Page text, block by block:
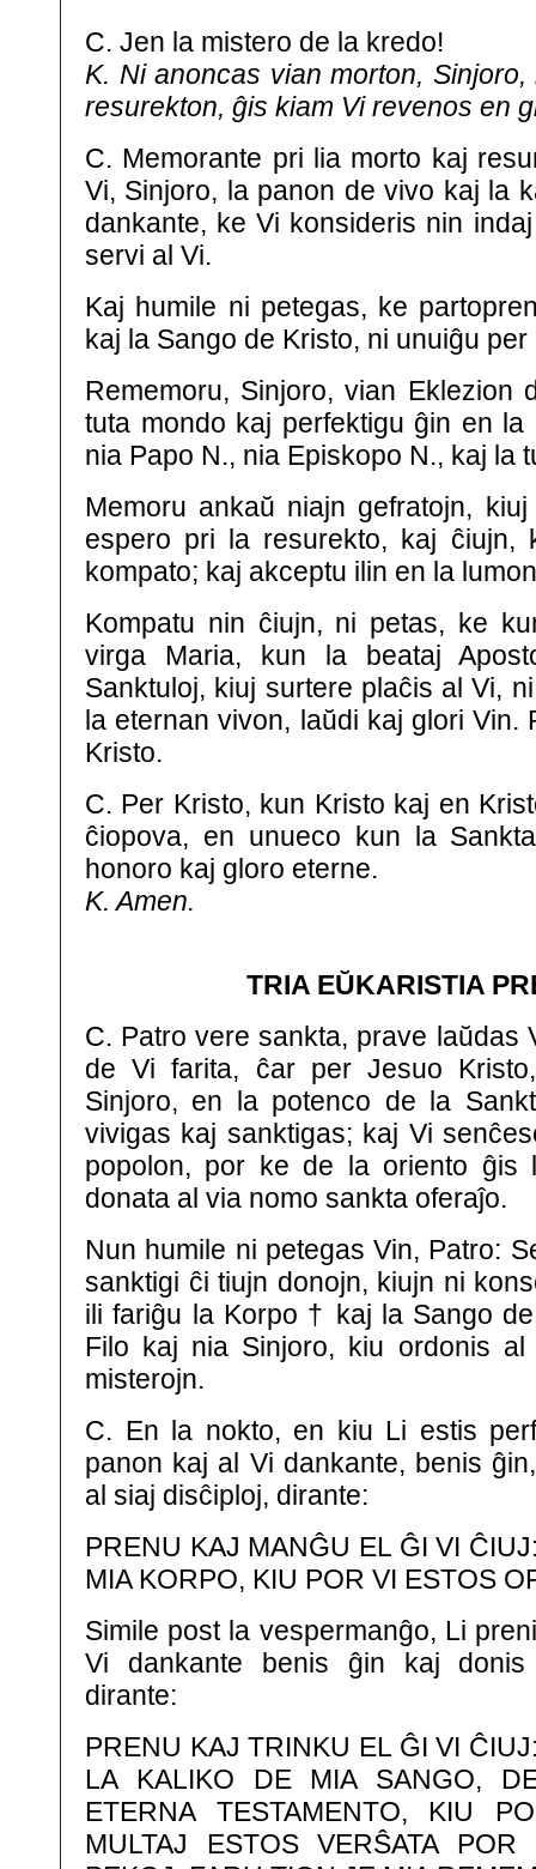
C. Jen la mistero de la kredo!
K. Ni anoncas vian morton,
resurekton, ĝis kiam Vi revenos en
C. Memorante pri lia morto kaj
Vi, Sinjoro, la panon de vivo kaj la
dankante, ke Vi konsideris nin
servi al Vi.
Kaj humile ni petegas, ke
kaj la Sango de Kristo, ni unuiĝu
Rememoru, Sinjoro, vian Eklezion
tuta mondo kaj perfektigu ĝin en la
nia Papo N., nia Episkopo N., kaj la
Memoru ankaŭ niajn gefratojn,
espero pri la resurekto, kaj ĉiujn,
kompato; kaj akceptu ilin en la
Kompatu nin ĉiujn, ni petas, ke
virga Maria, kun la beataj
Sanktuloj, kiuj surtere plaĉis al Vi,
la eternan vivon, laŭdi kaj glori Vin.
Kristo.
C. Per Kristo, kun Kristo kaj en
ĉiopova, en unueco kun la
honoro kaj gloro eterne.
K. Amen.
TRIA EŬKARISTIA
C. Patro vere sankta, prave laŭdas
de Vi farita, ĉar per Jesuo
Sinjoro, en la potenco de la
vivigas kaj sanktigas; kaj Vi
popolon, por ke de la oriento ĝis
donata al via nomo sankta oferaĵo.
Nun humile ni petegas Vin, Patro:
sanktigi ĉi tiujn donojn, kiujn ni
ili fariĝu la Korpo † kaj la Sango
Filo kaj nia Sinjoro, kiu ordonis
misterojn.
C. En la nokto, en kiu Li estis
panon kaj al Vi dankante, benis
al siaj disĉiploj, dirante:
PRENU KAJ MANĜU EL ĜI VI
MIA KORPO, KIU POR VI ESTOS
Simile post la vespermanĝo, Li
Vi dankante benis ĝin kaj
dirante:
PRENU KAJ TRINKU EL ĜI VI
LA KALIKO DE MIA SANGO,
ETERNA TESTAMENTO, KIU
MULTAJ ESTOS VERŜATA